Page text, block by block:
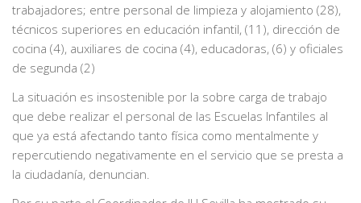
trabajadores; entre personal de limpieza y alojamiento (28),
técnicos superiores en educación infantil, (11), dirección de
cocina (4), auxiliares de cocina (4), educadoras, (6) y oficiales
de segunda (2)
La situación es insostenible por la sobre carga de trabajo
que debe realizar el personal de las Escuelas Infantiles al
que ya está afectando tanto física como mentalmente y
repercutiendo negativamente en el servicio que se presta a
la ciudadanía, denuncian.